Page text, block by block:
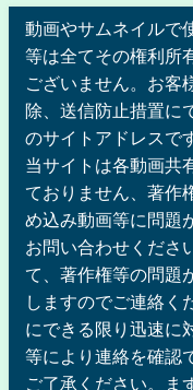
動画やサムネイルで
等は全てその権利所
ございません。お客
除、送信防止措置に
のサイトアドレスで
当サイトは各動画共
ておりません、著作
め込み動画等に問題
お問い合わせくださ
て、著作権等の問題
しますのでご連絡く
にできる限り迅速に
等により連絡を確認
ご了承ください。ま